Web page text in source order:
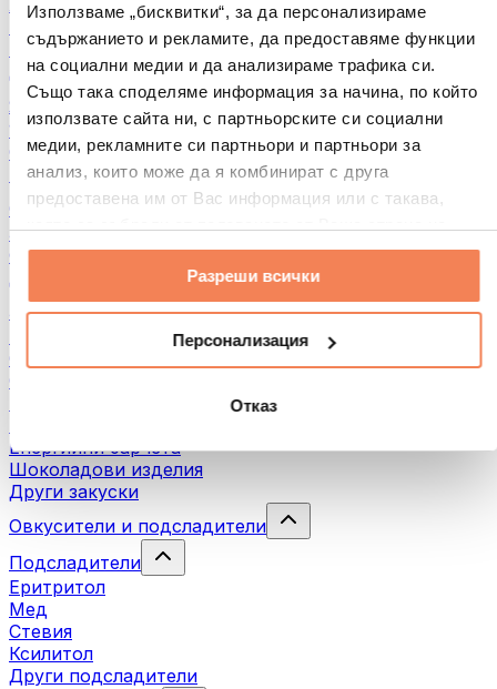
Използваме „бисквитки“, за да персонализираме
съдържанието и рекламите, да предоставяме функции
на социални медии и да анализираме трафика си.
Също така споделяме информация за начина, по който
използвате сайта ни, с партньорските си социални
медии, рекламните си партньори и партньори за
анализ, които може да я комбинират с друга
предоставена им от Вас информация или с такава,
услугите им.
Разреши всички
Персонализация
Отказ
Хляб и печива
Бобови култури
Други
Ядкови масла
100% Ядкови масла
Сладки ядкови масла
Протеинови ядкови масла
Суперхрани
Зелени суперхрани
Фибри
Други суперхрани
3акуски
Протеинови бaрове
Сушено месо
Сушени плодове
Енергийни барчета
Шоколадови изделия
Други закуски
Овкусители и подсладители
Подсладители
Еритритол
Мед
Стевия
Ксилитол
Други подсладители